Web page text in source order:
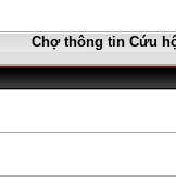
Chợ thông tin Cứu